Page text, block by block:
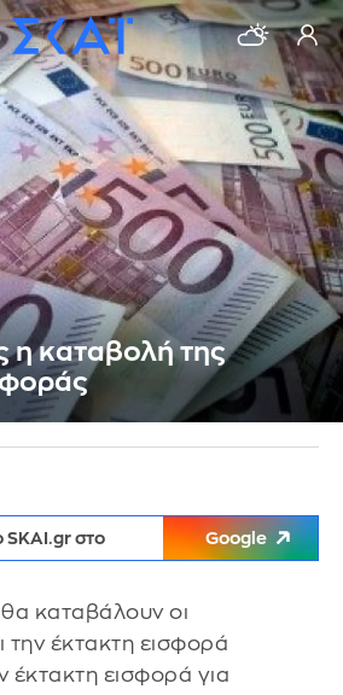
η καταβολή της
SKAI.gr στο Google
καταβάλουν οι
έκτακτη εισφορά
έκτακτη εισφορά για